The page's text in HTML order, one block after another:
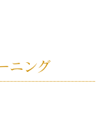
ニング